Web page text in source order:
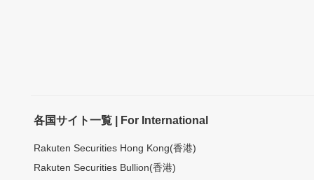
各国サイト一覧 | For International
Rakuten Securities Hong Kong(香港)
Rakuten Securities Bullion(香港)